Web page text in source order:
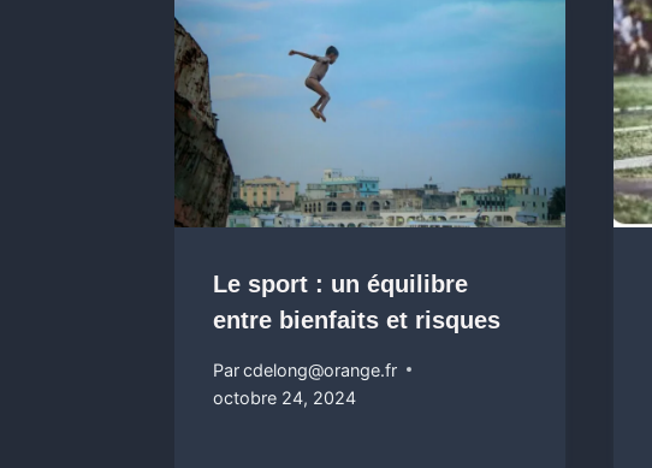
Le sport : un équilibre
entre bienfaits et risques
Parcdelong@orange.fr
octobre 24, 2024